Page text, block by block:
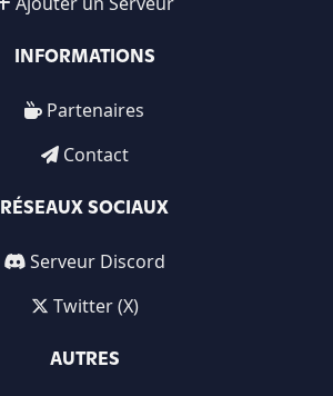
INFORMATIONS
Partenaires
Contact
RÉSEAUX SOCIAUX
Serveur Discord
Twitter (X)
AUTRES